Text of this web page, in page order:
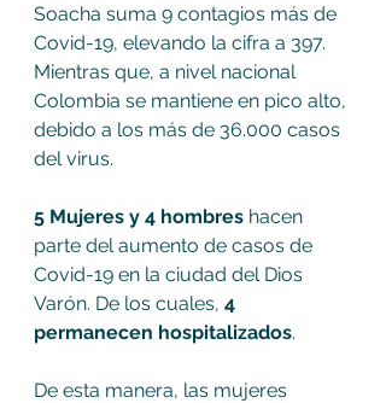
Soacha suma 9 contagios más de
Covid-19, elevando la cifra a 397.
Mientras que, a nivel nacional
Colombia se mantiene en pico alto,
debido a los más de 36.000 casos
del virus.
5 Mujeres y 4 hombres hacen
parte del aumento de casos de
Covid-19 en la ciudad del Dios
Varón. De los cuales, 4
permanecen hospitalizados.
De esta manera, las mujeres